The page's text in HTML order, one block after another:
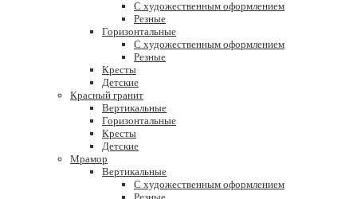
С художественным оформлением
Резные
Горизонтальные
С художественным оформлением
Резные
Кресты
Детские
Красный гранит
Вертикальные
Горизонтальные
Кресты
Детские
Мрамор
Вертикальные
С художественным оформлением